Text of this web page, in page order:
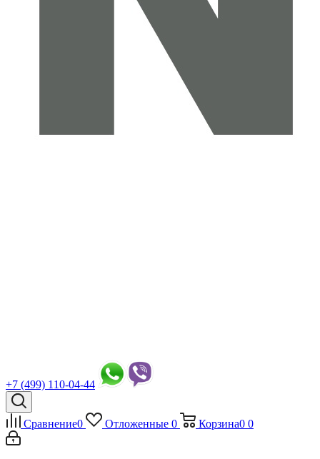
+7 (499) 110-04-44
Сравнение0 Отложенные 0 Корзина0 0